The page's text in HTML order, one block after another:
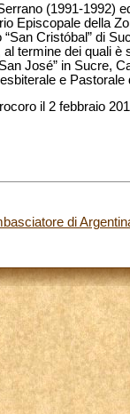
(1991-1992)
Episcopale della
Cristóbal” di
termine dei quali
José” in Sucre,
e Pastorale
il 2 febbraio
di